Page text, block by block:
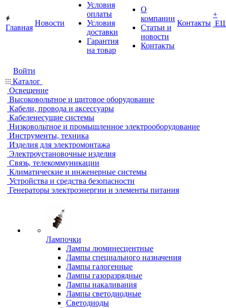
Главная
Новости
Условия
оплаты
Условия
доставки
Гарантия
на товар
О
компании
Статьи и
новости
Контакты
Контакты
+
Войти
Каталог
Освещение
Высоковольтное и щитовое оборудование
Кабели, провода и аксессуары
Кабеленесущие системы
Низковольтное и промышленное электрооборудование
Инструменты, техника
Изделия для электромонтажа
Электроустановочные изделия
Связь, телекоммуникации
Климатические и инженерные системы
Устройства и средства безопасности
Генераторы электроэнергии и элементы питания
Лампочки
Лампы люминесцентные
Лампы специального назначения
Лампы галогенные
Лампы газоразрядные
Лампы накаливания
Лампы светодиодные
Светодиоды